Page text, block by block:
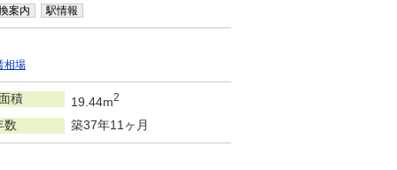
案内 駅情報
相場
積 19.44m2
数 築37年11ヶ月